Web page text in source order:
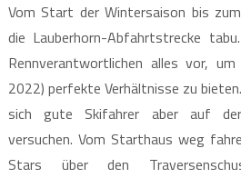
Vom Start der Wintersaison bis
die Lauberhorn-Abfahrtstrecke
Rennverantwortlichen alles vor,
2022) perfekte Verhältnisse zu
sich gute Skifahrer aber auf der
versuchen. Vom Starthaus weg
Stars über den